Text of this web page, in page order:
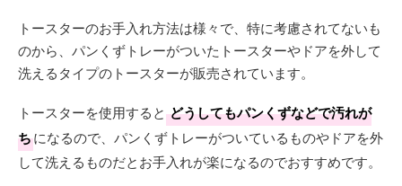
トースターのお手入れ方法は様々で、特に考慮されてないも
のから、パンくずトレーがついたトースターやドアを外して
洗えるタイプのトースターが販売されています。
トースターを使用すると どうしてもパンくずなどで汚れが
ちになるので、パンくずトレーがついているものやドアを外
して洗えるものだとお手入れが楽になるのでおすすめです。